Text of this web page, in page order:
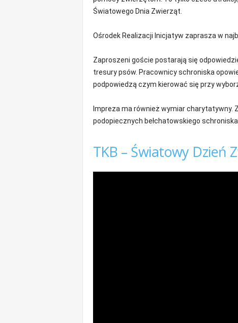
Światowego Dnia Zwierząt.
Ośrodek Realizacji Inicjatyw zaprasza w
Zaproszeni goście postarają się
tresury psów. Pracownicy schroniska
podpowiedzą czym kierować się przy
Impreza ma również wymiar charytatywny.
podopiecznych bełchatowskiego schroniska.
TKB – Światowy Dzień